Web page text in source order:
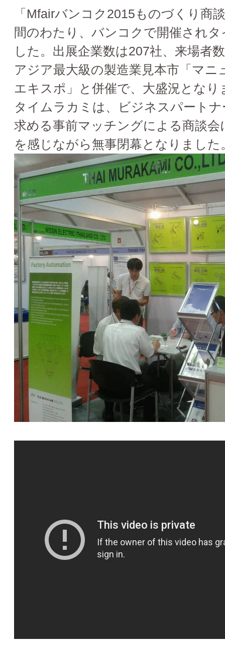
「Mfairバンコク2015ものづくり商
間のわたり、バンコクで開催され
した。出展企業数は207社、来場者
アジア最大級の製造業見本市「マ
エキスポ」と併催で、大盛況となり
タイムラカミは、ビジネスパート
求める事前マッチングによる商談
を感じながら無事閉幕となりました